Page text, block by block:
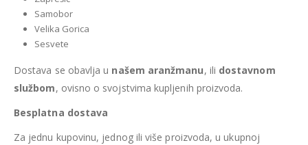
Samobor
Velika Gorica
Sesvete
Dostava se obavlja u našem aranžmanu, ili dostavnom
službom, ovisno o svojstvima kupljenih proizvoda.
Besplatna dostava
Za jednu kupovinu, jednog ili više proizvoda, u ukupnoj